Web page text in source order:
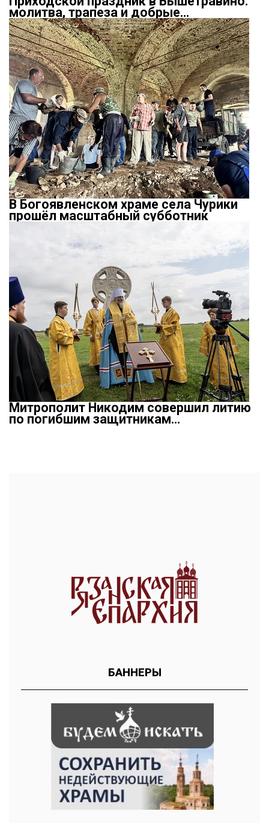
молитва, трапеза и добрые…
В Богоявленском храме села Чурики
прошёл масштабный субботник
Митрополит Никодим совершил литию
по погибшим защитникам…
БАННЕРЫ